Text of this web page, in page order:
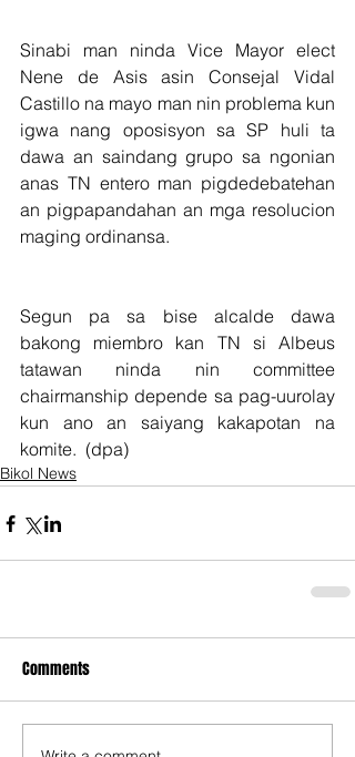
Sinabi man ninda Vice Mayor elect
Nene de Asis asin Consejal Vidal
Castillo na mayo man nin problema kun
igwa nang oposisyon sa SP huli ta
dawa an saindang grupo sa ngonian
anas TN entero man pigdedebatehan
an pigpapandahan an mga resolucion
maging ordinansa.
Segun pa sa bise alcalde dawa
bakong miembro kan TN si Albeus
tatawan ninda nin committee
chairmanship depende sa pag-uurolay
kun ano an saiyang kakapotan na
komite.  (dpa)
Bikol News
Comments